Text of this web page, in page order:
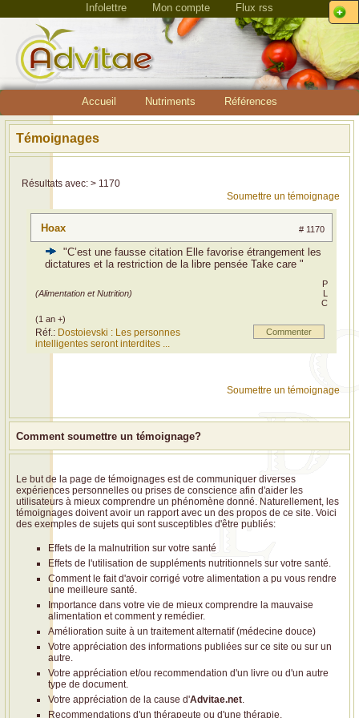
Infolettre Mon compte Flux rss
Accueil Nutriments Références
Témoignages
Résultats avec: > 1170
Soumettre un témoignage
Hoax # 1170
"C’est une fausse citation Elle favorise étrangement les
dictatures et la restriction de la libre pensée Take care "
(Alimentation et Nutrition)
P
L
C
(1 an +)
Réf.: Dostoievski : Les personnes
intelligentes seront interdites ...
Commenter
Soumettre un témoignage
Comment soumettre un témoignage?
Le but de la page de témoignages est de communiquer diverses
expériences personnelles ou prises de conscience afin d'aider les
utilisateurs à mieux comprendre un phénomène donné. Naturellement, les
témoignages doivent avoir un rapport avec un des propos de ce site. Voici
des exemples de sujets qui sont susceptibles d'être publiés:
Effets de la malnutrition sur votre santé
Effets de l'utilisation de suppléments nutritionnels sur votre santé.
Comment le fait d'avoir corrigé votre alimentation a pu vous rendre
une meilleure santé.
Importance dans votre vie de mieux comprendre la mauvaise
alimentation et comment y remédier.
Amélioration suite à un traitement alternatif (médecine douce)
Votre appréciation des informations publiées sur ce site ou sur un
autre.
Votre appréciation et/ou recommendation d'un livre ou d'un autre
type de document.
Votre appréciation de la cause d'Advitae.net
Recommendations d'un thérapeute ou d'une thérapie.